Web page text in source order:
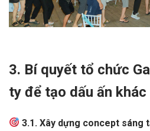
3. Bí quyết tổ chức
ty để tạo dấu ấn
3.1. Xây dựng concept sáng